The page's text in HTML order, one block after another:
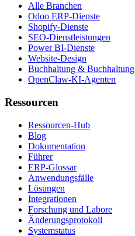
Alle Branchen
Odoo ERP-Dienste
Shopify-Dienste
SEO-Dienstleistungen
Power BI-Dienste
Website-Design
Buchhaltung & Buchhaltung
OpenClaw-KI-Agenten
Ressourcen
Ressourcen-Hub
Blog
Dokumentation
Führer
ERP-Glossar
Anwendungsfälle
Lösungen
Integrationen
Forschung und Labore
Änderungsprotokoll
Systemstatus